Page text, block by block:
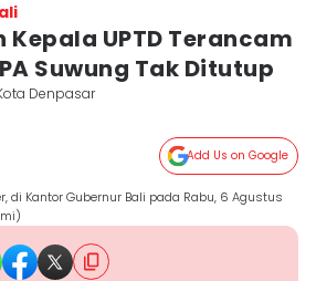
Kepala UPTD Terancam
Suwung Tak Ditutup
Denpasar
Add Us on Google
di Kantor Gubernur Bali pada Rabu, 6 Agustus